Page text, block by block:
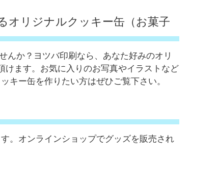
オリジナルクッキー缶（お菓子
んか？ヨツバ印刷なら、あなた好みのオリ
けます。お気に入りのお写真やイラストなど
キー缶を作りたい方はぜひご覧下さい。
。オンラインショップでグッズを販売され